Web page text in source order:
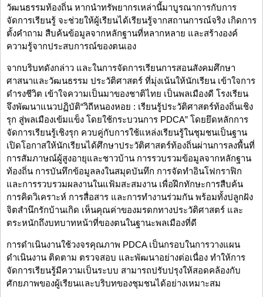
วัฒนธรรมท้องถิ่น หากนำทรัพยากรเหล่านี้มาบูรณาการกับการ
จัดการเรียนรู้ จะช่วยให้ผู้เรียนได้เรียนรู้จากสถานการณ์จริง เกิดการ
ตั้งคำถาม สืบค้นข้อมูลจากหลักฐานที่หลากหลาย และสร้างองค์
ความรู้จากประสบการณ์ของตนเอง
จากบริบทดังกล่าว และในการจัดการเรียนการสอนสังคมศึกษา
ศาสนาและวัฒนธรรม ประวัติศาสตร์ ที่มุ่งเน้นให้นักเรียน เข้าใจการ
ดำรงชีวิต เข้าใจความเป็นมาของชาติไทย เป็นพลเมืองดี โรงเรียน
จึงพัฒนาแนวปฏิบัติ“วิถีหนองหอย : เรียนรู้ประวัติศาสตร์ท้องถิ่นเชิง
รุก สู่พลเมืองเข้มแข็ง โดยใช้กระบวนการ PDCA” โดยยึดหลักการ
จัดการเรียนรู้เชิงรุก ควบคู่กับการใช้แหล่งเรียนรู้ในชุมชนเป็นฐาน
เปิดโอกาสให้นักเรียนได้ศึกษาประวัติศาสตร์ท้องถิ่นผ่านการลงพื้นที่
การสัมภาษณ์ผู้สูงอายุและชาวบ้าน การรวบรวมข้อมูลจากหลักฐาน
ท้องถิ่น การบันทึกข้อมูลลงในสมุดบันทึก การจัดทำอินโฟกราฟิก
และการรวบรวมผลงานในแฟ้มสะสมงาน เพื่อฝึกทักษะการสืบค้น
การคิดวิเคราะห์ การสื่อสาร และการทำงานร่วมกัน พร้อมทั้งปลูกฝัง
จิตสำนึกรักบ้านเกิด เห็นคุณค่าของมรดกทางประวัติศาสตร์ และ
ตระหนักถึงบทบาทหน้าที่ของตนในฐานะพลเมืองที่ดี
การดำเนินงานใช้วงจรคุณภาพ PDCA เป็นกรอบในการวางแผน
ดำเนินงาน ติดตาม ตรวจสอบ และพัฒนาอย่างต่อเนื่อง ทำให้การ
จัดการเรียนรู้มีความเป็นระบบ สามารถปรับปรุงให้สอดคล้องกับ
ศักยภาพของผู้เรียนและบริบทของชุมชนได้อย่างเหมาะสม